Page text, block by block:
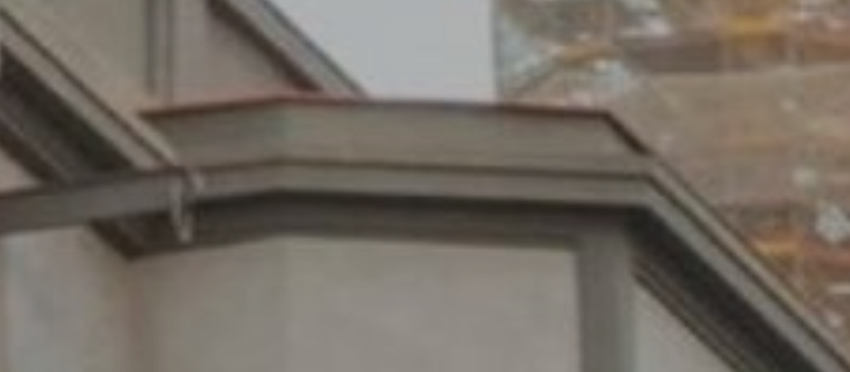
Cookies ändern
Diese Website verwendet eigene Cookies, um Informationen zu sammeln, um unsere
Dienste zu verbessern. Wenn Sie weiter surfen, akzeptieren Sie deren Installation. Der
Benutzer hat die Möglichkeit, seinen Browser zu konfigurieren und auf Wunsch zu
verhindern, dass er auf seiner Festplatte installiert wird, obwohl er bedenken muss,
dass dies zu Schwierigkeiten beim Navigieren auf der Website führen kann.